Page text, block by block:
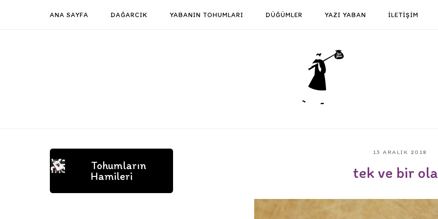
ANA SAYFA DAĞARCIK YABANIN TOHUMLARI DÜĞÜMLER YAZI YABAN İLETİŞİM
Home
13 ARALIK 2018
tek ve bir
Tohumların
Hamileri